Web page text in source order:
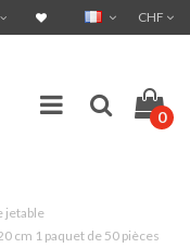
CHF
0
jetable
cm 1 paquet de 50 pièces